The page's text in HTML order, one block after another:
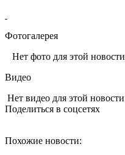
Фотогалерея
Нет фото для этой новости
Видео
Нет видео для этой новости
Поделиться в соцсетях
Похожие новости: